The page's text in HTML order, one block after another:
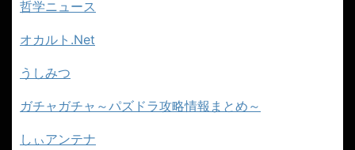
哲学ニュース
オカルト.Net
うしみつ
ガチャガチャ～パズドラ攻略情報まとめ～
しぃアンテナ